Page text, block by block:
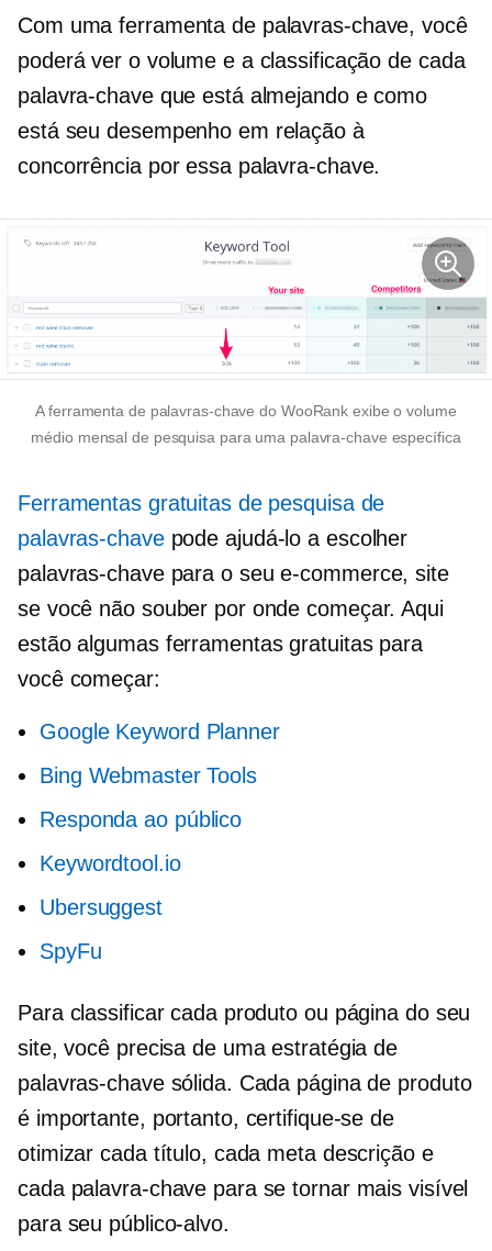
Com uma ferramenta de palavras-chave, você
poderá ver o volume e a classificação de cada
palavra-chave que está almejando e como
está seu desempenho em relação à
concorrência por essa palavra-chave.
A ferramenta de palavras-chave do WooRank exibe o volume
médio mensal de pesquisa para uma palavra-chave específica
Ferramentas gratuitas de pesquisa de
palavras-chavepode ajudá-lo a escolher
palavras-chave para o seue-commerce, site
se você não souber por onde começar. Aqui
estão algumas ferramentas gratuitas para
você começar:
Google Keyword Planner
Bing Webmaster Tools
Responda ao público
Keywordtool.io
Ubersuggest
SpyFu
Para classificar cada produto ou página do seu
site, você precisa de uma estratégia de
palavras-chave sólida. Cada página de produto
é importante, portanto, certifique-se de
otimizar cada título, cada meta descrição e
cada palavra-chave para se tornar mais visível
para seu público-alvo.